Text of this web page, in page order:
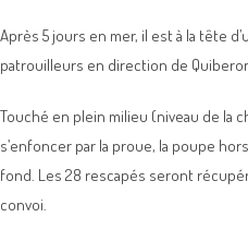
Après 5 jours en mer, il est à la tête
patrouilleurs en direction de
Touché en plein milieu (niveau de la
s’enfoncer par la proue, la poupe
fond. Les 28 rescapés seront
convoi.